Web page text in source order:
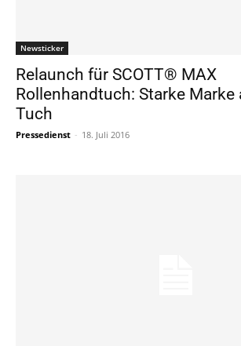
Newsticker
Relaunch für SCOTT® MAX
Rollenhandtuch: Starke Marke
Tuch
Pressedienst - 18. Juli 2016